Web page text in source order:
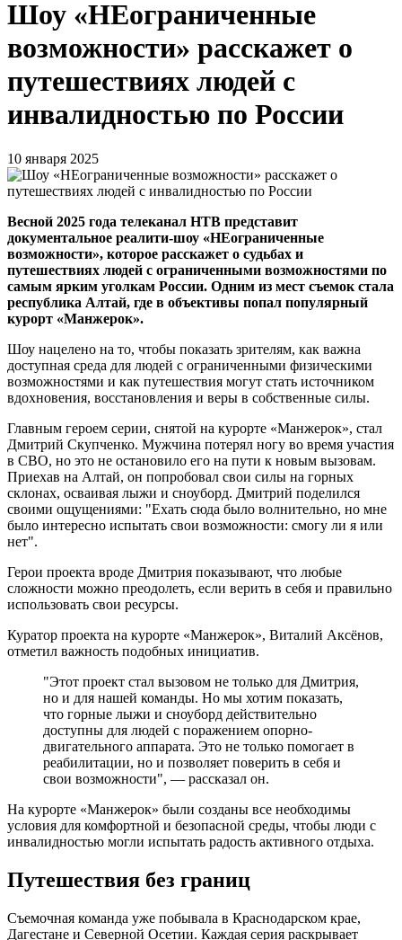
Шоу «НЕограниченные
возможности» расскажет о
путешествиях людей с
инвалидностью по России
10 января 2025
Весной 2025 года телеканал НТВ представит
документальное реалити-шоу «НЕограниченные
возможности», которое расскажет о судьбах и
путешествиях людей с ограниченными возможностями по
самым ярким уголкам России. Одним из мест съемок стала
республика Алтай, где в объективы попал популярный
курорт «Манжерок».
Шоу нацелено на то, чтобы показать зрителям, как важна
доступная среда для людей с ограниченными физическими
возможностями и как путешествия могут стать источником
вдохновения, восстановления и веры в собственные силы.
Главным героем серии, снятой на курорте «Манжерок», стал
Дмитрий Скупченко. Мужчина потерял ногу во время участия
в СВО, но это не остановило его на пути к новым вызовам.
Приехав на Алтай, он попробовал свои силы на горных
склонах, осваивая лыжи и сноуборд. Дмитрий поделился
своими ощущениями: "Ехать сюда было волнительно, но мне
было интересно испытать свои возможности: смогу ли я или
нет".
Герои проекта вроде Дмитрия показывают, что любые
сложности можно преодолеть, если верить в себя и правильно
использовать свои ресурсы.
Куратор проекта на курорте «Манжерок», Виталий Аксёнов,
отметил важность подобных инициатив.
"Этот проект стал вызовом не только для Дмитрия,
но и для нашей команды. Но мы хотим показать,
что горные лыжи и сноуборд действительно
доступны для людей с поражением опорно-
двигательного аппарата. Это не только помогает в
реабилитации, но и позволяет поверить в себя и
свои возможности", — рассказал он.
На курорте «Манжерок» были созданы все необходимы
условия для комфортной и безопасной среды, чтобы люди с
инвалидностью могли испытать радость активного отдыха.
Путешествия без границ
Съемочная команда уже побывала в Краснодарском крае,
Дагестане и Северной Осетии. Каждая серия раскрывает